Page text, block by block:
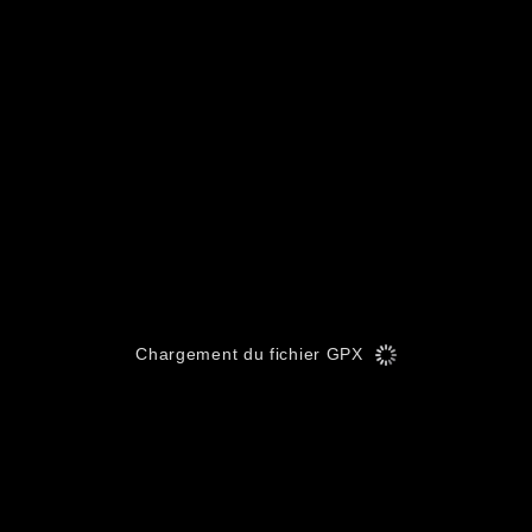
Chargement du fichier GPX